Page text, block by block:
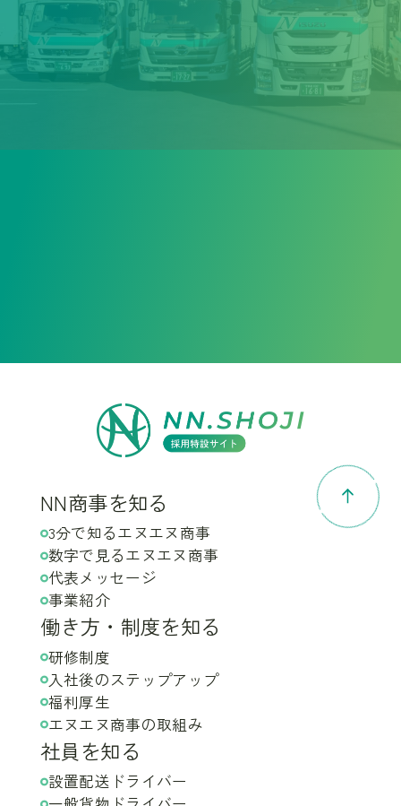
NN商事を知る
3分で知るエヌエヌ商事
数字で見るエヌエヌ商事
代表メッセージ
事業紹介
働き方・制度を知る
研修制度
入社後のステップアップ
福利厚生
エヌエヌ商事の取組み
社員を知る
設置配送ドライバー